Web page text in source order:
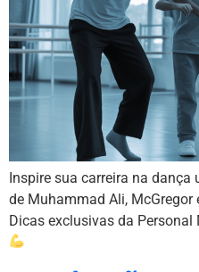
Inspire sua carreira na
de Muhammad Ali,
Dicas exclusivas da